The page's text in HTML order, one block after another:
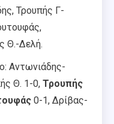
Τρουπής Γ-
Θ.-Δελή.
Αντωνιάδης-
Θ. 1-0, Τρουπής
0-1, Δρίβας-